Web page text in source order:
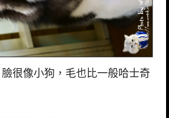
像小狗，毛也比一般哈士奇